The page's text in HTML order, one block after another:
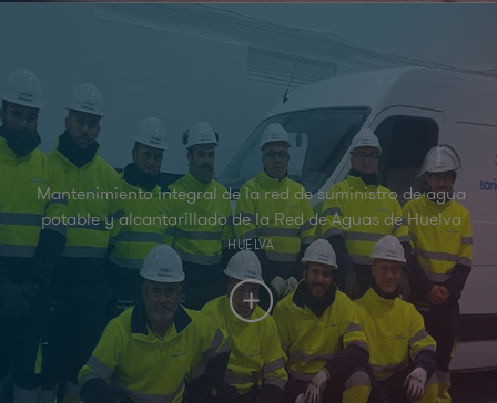
Mantenimiento integral de la red de suministro de agua
potable y alcantarillado de la Red de Aguas de Huelva
HUELVA